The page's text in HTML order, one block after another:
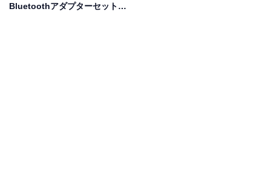
テリーからもサッと充電できるのがうれしいポイントで
Bluetoothアダプターセット」